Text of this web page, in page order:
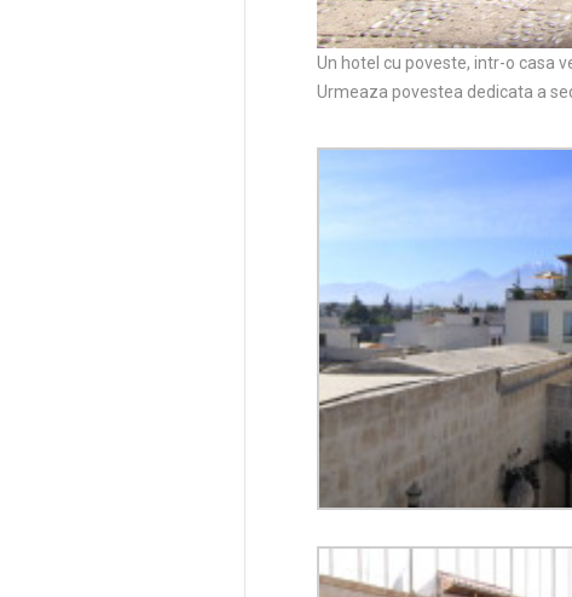
Un hotel cu poveste, intr-o casa
Urmeaza povestea dedicata a